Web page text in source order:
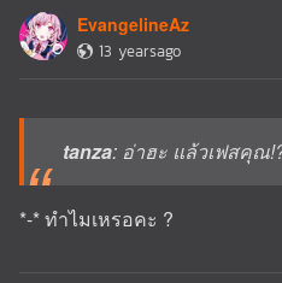
EvangelineAz
13 yearsago
tanza: อ่าฮะ แล้วเฟสคุณ
*-* ทำไมเหรอคะ ?